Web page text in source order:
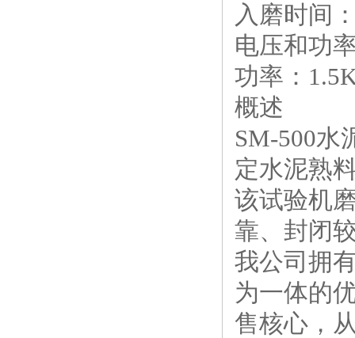
入磨时间
电压和功
功率：
概述
SM-500水
定水泥熟
该试验机
靠、封闭
我公司拥
为一体的
售核心，